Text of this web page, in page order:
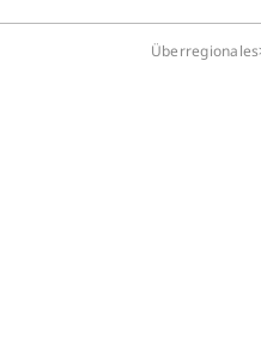
Überregionales